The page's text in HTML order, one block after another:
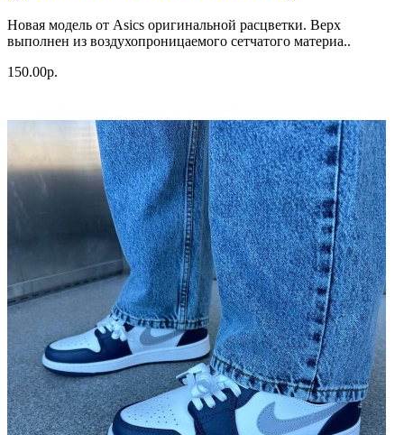
Новая модель от Asics оригинальной расцветки. Верх
выполнен из воздухопроницаемого сетчатого материа..
150.00р.